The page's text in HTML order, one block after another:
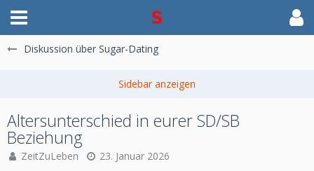
Diskussion über Sugar-Dating
Altersunterschied in eurer SD/SB
Beziehung
ZeitZuLeben 23. Januar 2026